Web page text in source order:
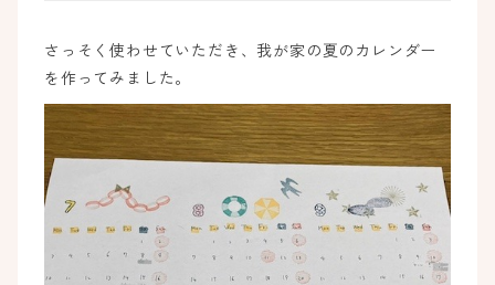
さっそく使わせていただき、我が家の夏のカレンダー
を作ってみました。